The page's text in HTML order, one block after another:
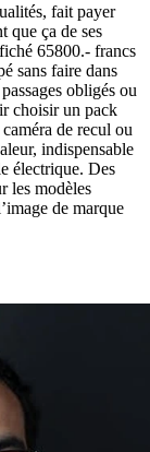
fait payer
que ça de ses
65800.- francs
sans faire dans
obligés ou
choisir un pack
de recul ou
indispensable
électrique. Des
les modèles
de marque